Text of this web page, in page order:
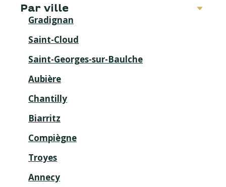
Par ville
Gradignan
Saint-Cloud
Saint-Georges-sur-Baulche
Aubière
Chantilly
Biarritz
Compiègne
Troyes
Annecy